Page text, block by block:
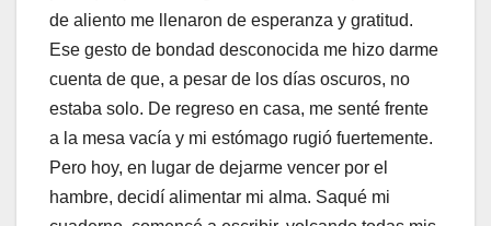
de aliento me llenaron de esperanza y gratitud.
Ese gesto de bondad desconocida me hizo darme
cuenta de que, a pesar de los días oscuros, no
estaba solo. De regreso en casa, me senté frente
a la mesa vacía y mi estómago rugió fuertemente.
Pero hoy, en lugar de dejarme vencer por el
hambre, decidí alimentar mi alma. Saqué mi